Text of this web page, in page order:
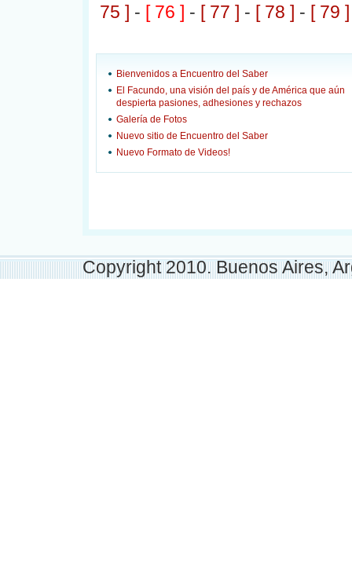
75 ] - [ 76 ] - [ 77 ] - [ 78 ] - [ 79 ]
Bienvenidos a Encuentro del Saber
El Facundo, una visión del país y de América que aún
despierta pasiones, adhesiones y rechazos
Galería de Fotos
Nuevo sitio de Encuentro del Saber
Nuevo Formato de Videos!
Copyright 2010. Buenos Aires,